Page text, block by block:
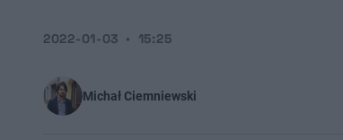
Michał Ciemniewski
2022-01-03 15:25